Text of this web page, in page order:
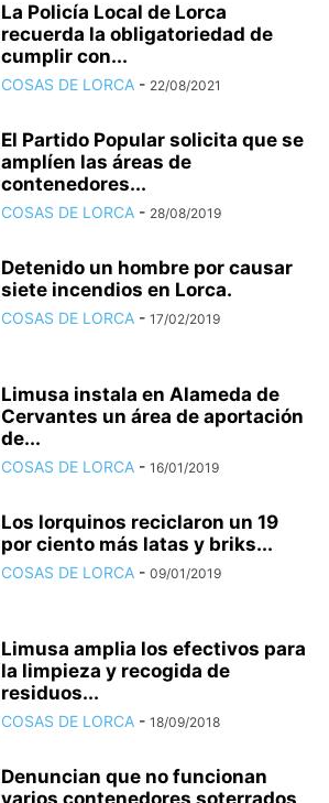
La Policía Local de Lorca
recuerda la obligatoriedad de
cumplir con...
COSAS DE LORCA - 22/08/2021
El Partido Popular solicita que se
amplíen las áreas de
contenedores...
COSAS DE LORCA - 28/08/2019
Detenido un hombre por causar
siete incendios en Lorca.
COSAS DE LORCA - 17/02/2019
Limusa instala en Alameda de
Cervantes un área de aportación
de...
COSAS DE LORCA - 16/01/2019
Los lorquinos reciclaron un 19
por ciento más latas y briks...
COSAS DE LORCA - 09/01/2019
Limusa amplia los efectivos para
la limpieza y recogida de
residuos...
COSAS DE LORCA - 18/09/2018
Denuncian que no funcionan
varios contenedores soterrados